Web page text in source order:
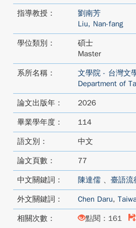
指導教授：
劉南芳
Liu, Nan-fang
學位類別：
碩士
Master
系所名稱：
文學院 - 台灣文
Department of
論文出版年： 2026
畢業學年度： 114
語文別： 中文
論文頁數： 77
中文關鍵詞： 陳達儒、 臺語流
外文關鍵詞： Chen Daru,
相關次數： 點閱：161